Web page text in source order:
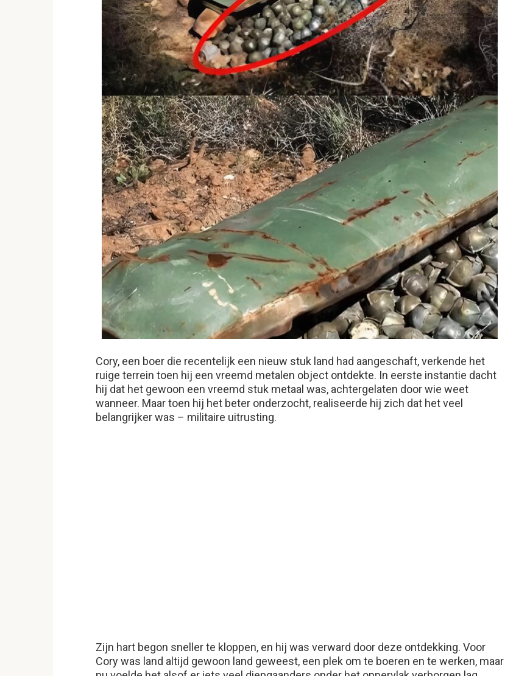
Cory, een boer die recentelijk een nieuw stuk land had aangeschaft, verkende het
ruige terrein toen hij een vreemd metalen object ontdekte. In eerste instantie dacht
hij dat het gewoon een vreemd stuk metaal was, achtergelaten door wie weet
wanneer. Maar toen hij het beter onderzocht, realiseerde hij zich dat het veel
belangrijker was – militaire uitrusting.
Zijn hart begon sneller te kloppen, en hij was verward door deze ontdekking. Voor
Cory was land altijd gewoon land geweest, een plek om te boeren en te werken, maar